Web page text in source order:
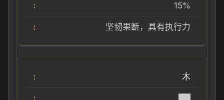
15%
坚韧果断，具有执行力
木